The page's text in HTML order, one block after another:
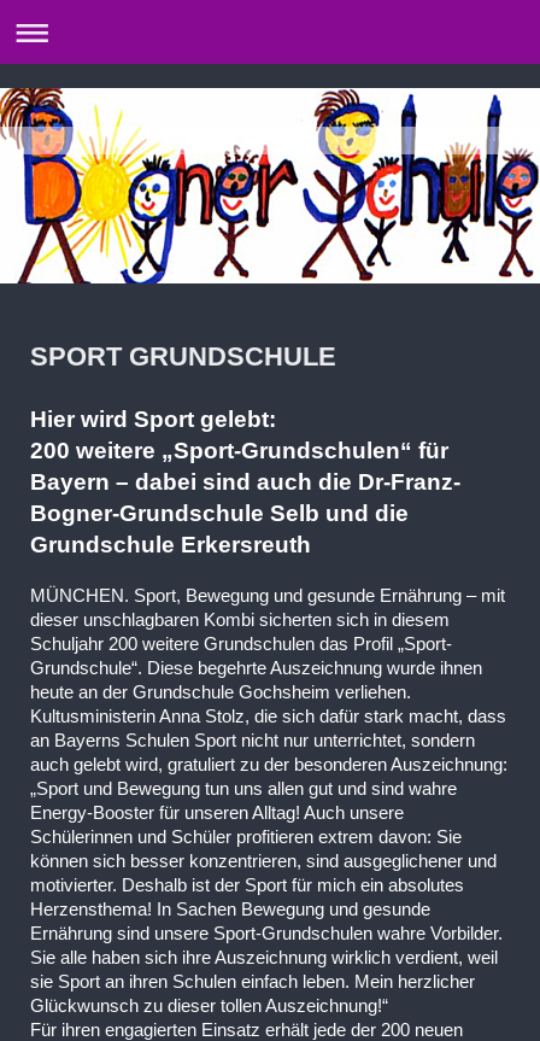
SPORT GRUNDSCHULE
Hier wird Sport gelebt:
200 weitere „Sport-Grundschulen“ für
Bayern – dabei sind auch die Dr-Franz-
Bogner-Grundschule Selb und die
Grundschule Erkersreuth
MÜNCHEN. Sport, Bewegung und gesunde Ernährung – mit
dieser unschlagbaren Kombi sicherten sich in diesem
Schuljahr 200 weitere Grundschulen das Profil „Sport-
Grundschule“. Diese begehrte Auszeichnung wurde ihnen
heute an der Grundschule Gochsheim verliehen.
Kultusministerin Anna Stolz, die sich dafür stark macht, dass
an Bayerns Schulen Sport nicht nur unterrichtet, sondern
auch gelebt wird, gratuliert zu der besonderen Auszeichnung:
„Sport und Bewegung tun uns allen gut und sind wahre
Energy-Booster für unseren Alltag! Auch unsere
Schülerinnen und Schüler profitieren extrem davon: Sie
können sich besser konzentrieren, sind ausgeglichener und
motivierter. Deshalb ist der Sport für mich ein absolutes
Herzensthema! In Sachen Bewegung und gesunde
Ernährung sind unsere Sport-Grundschulen wahre Vorbilder.
Sie alle haben sich ihre Auszeichnung wirklich verdient, weil
sie Sport an ihren Schulen einfach leben. Mein herzlicher
Glückwunsch zu dieser tollen Auszeichnung!“
Für ihren engagierten Einsatz erhält jede der 200 neuen